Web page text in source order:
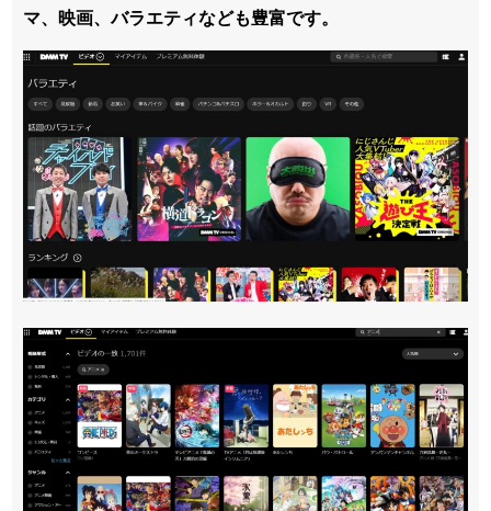
マ、映画、バラエティなども豊富です。